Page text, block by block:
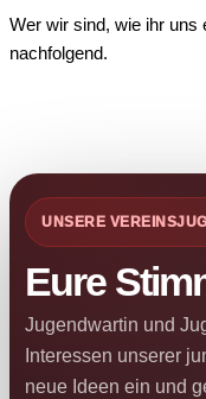
Wer wir sind, wie ihr uns
nachfolgend.
UNSERE
Eure
Jugendwartin und
Interessen unserer
neue Ideen ein und